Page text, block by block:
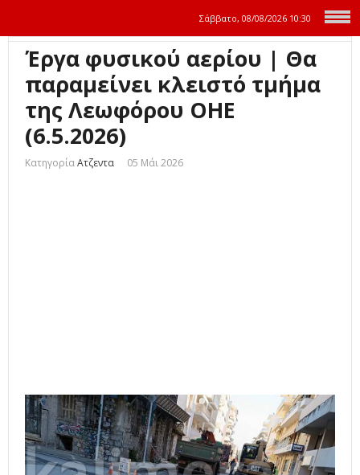
Σάββατο, 08/08/2026 10:30
Έργα φυσικού αερίου | Θα
παραμείνει κλειστό τμήμα
της Λεωφόρου ΟΗΕ
(6.5.2026)
ΚατηγορίαΑτζεντα 05 Μάι 2026